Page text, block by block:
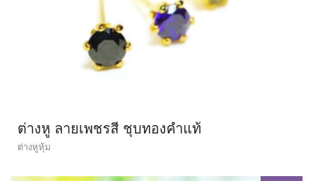
ต่างหู ลายเพชรสี ชุบทองคำแท้
ต่างหูหุ้ม